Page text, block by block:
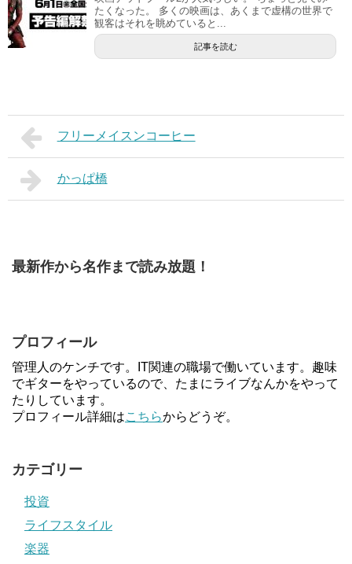
たくなった。 多くの映画は、あくまで虚構の世界で
観客はそれを眺めていると...
記事を読む
フリーメイスンコーヒー
かっぱ橋
最新作から名作まで読み放題！
プロフィール
管理人のケンチです。IT関連の職場で働いています。趣味
でギターをやっているので、たまにライブなんかをやって
たりしています。
プロフィール詳細はこちらからどうぞ。
カテゴリー
投資
ライフスタイル
楽器